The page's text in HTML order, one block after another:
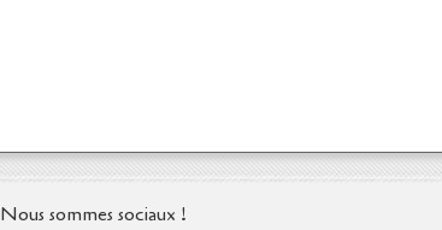
Nous sommes sociaux !